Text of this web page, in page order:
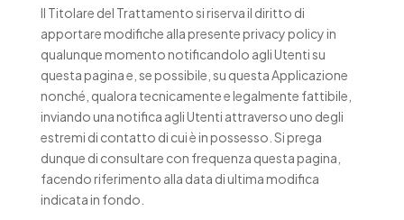
Il Titolare del Trattamento si riserva il diritto di
apportare modifiche alla presente privacy policy in
qualunque momento notificandolo agli Utenti su
questa pagina e, se possibile, su questa Applicazione
nonché, qualora tecnicamente e legalmente fattibile,
inviando una notifica agli Utenti attraverso uno degli
estremi di contatto di cui è in possesso. Si prega
dunque di consultare con frequenza questa pagina,
facendo riferimento alla data di ultima modifica
indicata in fondo.